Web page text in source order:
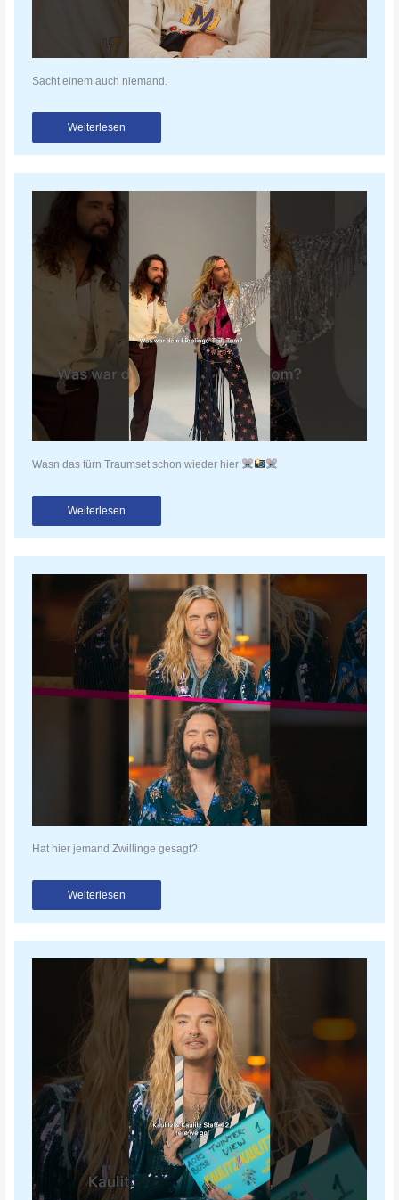
Sacht einem auch niemand.
Weiterlesen
Wasn das fürn Traumset schon wieder hier
Weiterlesen
Hat hier jemand Zwillinge gesagt?
Weiterlesen